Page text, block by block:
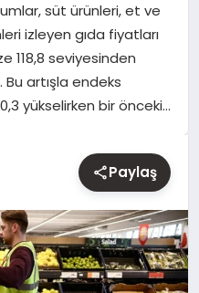
süt ürünleri, et ve
izleyen gıda fiyatları
118,8 seviyesinden
Bu artışla endeks
yükselirken bir önceki…
Paylaş